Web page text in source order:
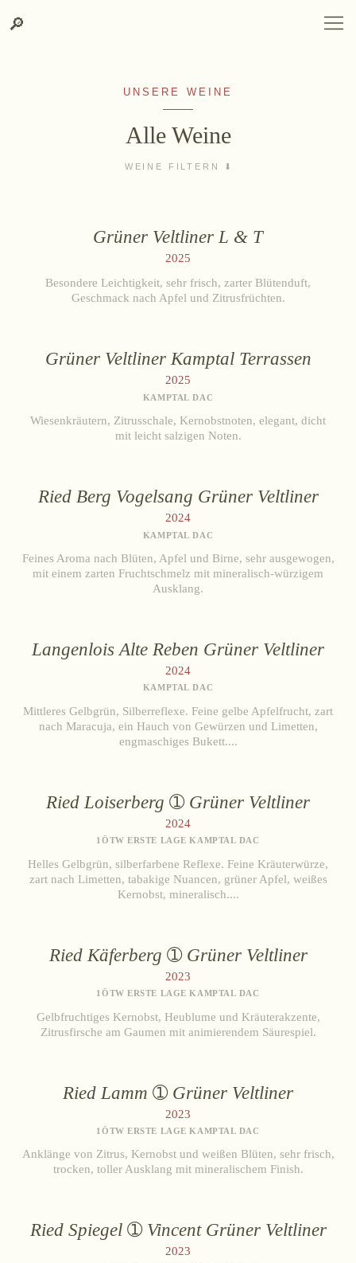
Inhalt
Kontakt-
🔎
WEINGUT
Weingarten
Weinkeller
Heurigenhof
Sekt
Weißwein
Rosé
Rotwein
ALKOHOLFREI
Fizz Blanc
Fizz Rosé
Grapester Yuzu
KAUFEN
Online-Shop
Ab Hof
Bezugsquellen
ÜBER UNS
Aktuelles
Tagebuch
Team
Kontakt
UNSERE WEINE
Alle Weine
WEINE FILTERN
Ried Heiligenstein
Ried Loiserberg
Ried Käferberg
Ried Steinmassl
Ried Dechant
Ried Berg Vogelsang
WEISSWEIN
Grüner Veltliner
Riesling
Grauburgunder
ROTWEIN
Rosé
Zweigelt
Blauburgunder
SÜSSWEIN
Grüner Veltliner
Riesling
Chardonnay
Brut Rosé
Extra Brut
Grüner Veltliner L & T
2025
Besondere Leichtigkeit, sehr frisch, zarter Blütenduft,
Geschmack nach Apfel und Zitrusfrüchten.
Grüner Veltliner Kamptal Terrassen
2025
KAMPTAL DAC
Wiesenkräutern, Zitrusschale, Kernobstnoten, elegant, dicht
mit leicht salzigen Noten.
Ried Berg Vogelsang Grüner Veltliner
2024
KAMPTAL DAC
Feines Aroma nach Blüten, Apfel und Birne, sehr ausgewogen,
mit einem zarten Fruchtschmelz mit mineralisch-würzigem
Ausklang.
Langenlois Alte Reben Grüner Veltliner
2024
KAMPTAL DAC
Mittleres Gelbgrün, Silberreflexe. Feine gelbe Apfelfrucht, zart
nach Maracuja, ein Hauch von Gewürzen und Limetten,
engmaschiges Bukett....
Ried Loiserberg Grüner Veltliner
2024
1ÖTW ERSTE LAGE KAMPTAL DAC
Helles Gelbgrün, silberfarbene Reflexe. Feine Kräuterwürze,
zart nach Limetten, tabakige Nuancen, grüner Apfel, weißes
Kernobst, mineralisch....
Ried Käferberg Grüner Veltliner
2023
1ÖTW ERSTE LAGE KAMPTAL DAC
Gelbfruchtiges Kernobst, Heublume und Kräuterakzente,
Zitrusfirsche am Gaumen mit animierendem Säurespiel.
Ried Lamm Grüner Veltliner
2023
1ÖTW ERSTE LAGE KAMPTAL DAC
Anklänge von Zitrus, Kernobst und weißen Blüten, sehr frisch,
trocken, toller Ausklang mit mineralischem Finish.
Ried Spiegel Vincent Grüner Veltliner
2023